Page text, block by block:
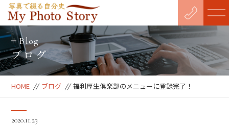
Blog
ブログ
HOME // ブログ // 福利厚生倶楽部のメニューに登録完了！
2020.11.23